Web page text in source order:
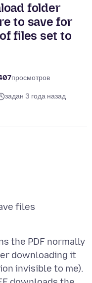
folder
to save for
files set to
просмотров
задан 3 года назад
files
the PDF normally
downloading it
invisible to me).